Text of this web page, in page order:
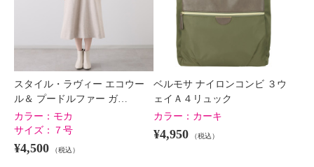
スタイル・ラヴィー エコウー
ル＆ プードルファー ガ…
カラー： モカ
サイズ：
７号
¥4,500 （税込）
ベルモサ ナイロンコンビ ３ウ
ェイＡ４リュック
カラー： カーキ
¥4,950 （税込）